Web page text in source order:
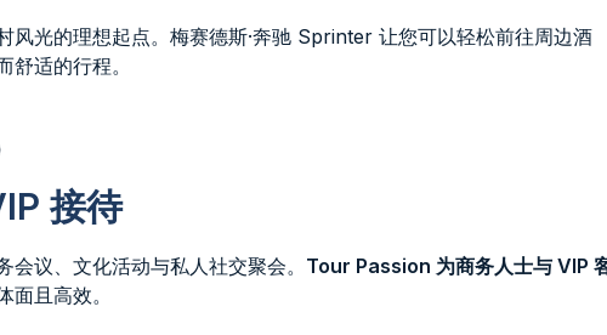
风光的理想起点。梅赛德斯·奔驰 Sprinter 让您可以轻松前往周边酒
适的行程。
接待
议、文化活动与私人社交聚会。 Tour Passion 为商务人士与 VIP
面且高效。